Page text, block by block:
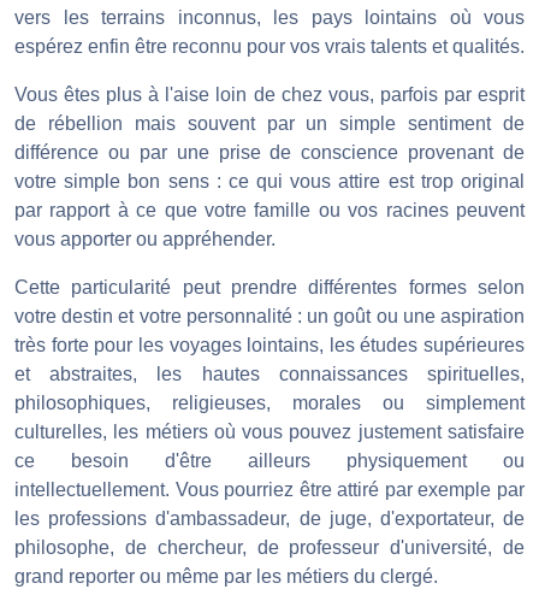
vers les terrains inconnus, les pays lointains où vous
espérez enfin être reconnu pour vos vrais talents et qualités.
Vous êtes plus à l'aise loin de chez vous, parfois par esprit
de rébellion mais souvent par un simple sentiment de
différence ou par une prise de conscience provenant de
votre simple bon sens : ce qui vous attire est trop original
par rapport à ce que votre famille ou vos racines peuvent
vous apporter ou appréhender.
Cette particularité peut prendre différentes formes selon
votre destin et votre personnalité : un goût ou une aspiration
très forte pour les voyages lointains, les études supérieures
et abstraites, les hautes connaissances spirituelles,
philosophiques, religieuses, morales ou simplement
culturelles, les métiers où vous pouvez justement satisfaire
ce besoin d'être ailleurs physiquement ou
intellectuellement. Vous pourriez être attiré par exemple par
les professions d'ambassadeur, de juge, d'exportateur, de
philosophe, de chercheur, de professeur d'université, de
grand reporter ou même par les métiers du clergé.